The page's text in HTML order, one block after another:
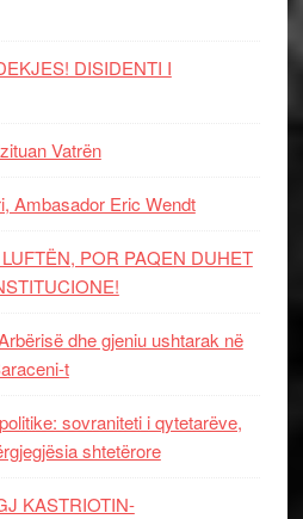
DISIDENTI I
Vatrën
Ambasador Eric Wendt
POR PAQEN DUHET
dhe gjeniu ushtarak në
t
sovraniteti i qytetarëve,
shtetërore
KASTRIOTIN-